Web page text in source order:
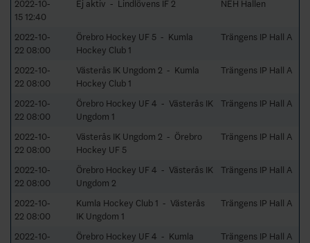
2022-10-
15 12:40
Ej aktiv - Lindlövens IF 2 NEH Hallen
2022-10-
22 08:00
Örebro Hockey UF 5 - Kumla
Hockey Club 1
Trängens IP Hall A
2022-10-
22 08:00
Västerås IK Ungdom 2 - Kumla
Hockey Club 1
Trängens IP Hall A
2022-10-
22 08:00
Örebro Hockey UF 4 - Västerås IK
Ungdom 1
Trängens IP Hall A
2022-10-
22 08:00
Västerås IK Ungdom 2 - Örebro
Hockey UF 5
Trängens IP Hall A
2022-10-
22 08:00
Örebro Hockey UF 4 - Västerås IK
Ungdom 2
Trängens IP Hall A
2022-10-
22 08:00
Kumla Hockey Club 1 - Västerås
IK Ungdom 1
Trängens IP Hall A
2022-10-
Örebro Hockey UF 4 - Kumla
Trängens IP Hall A